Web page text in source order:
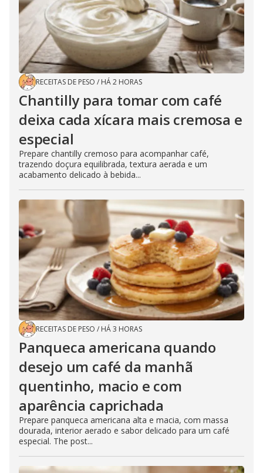
RECEITAS DE PESO / HÁ 2 HORAS
Chantilly para tomar com café
deixa cada xícara mais cremosa e
especial
Prepare chantilly cremoso para acompanhar café,
trazendo doçura equilibrada, textura aerada e um
acabamento delicado à bebida...
RECEITAS DE PESO / HÁ 3 HORAS
Panqueca americana quando
desejo um café da manhã
quentinho, macio e com
aparência caprichada
Prepare panqueca americana alta e macia, com massa
dourada, interior aerado e sabor delicado para um café
especial. The post...